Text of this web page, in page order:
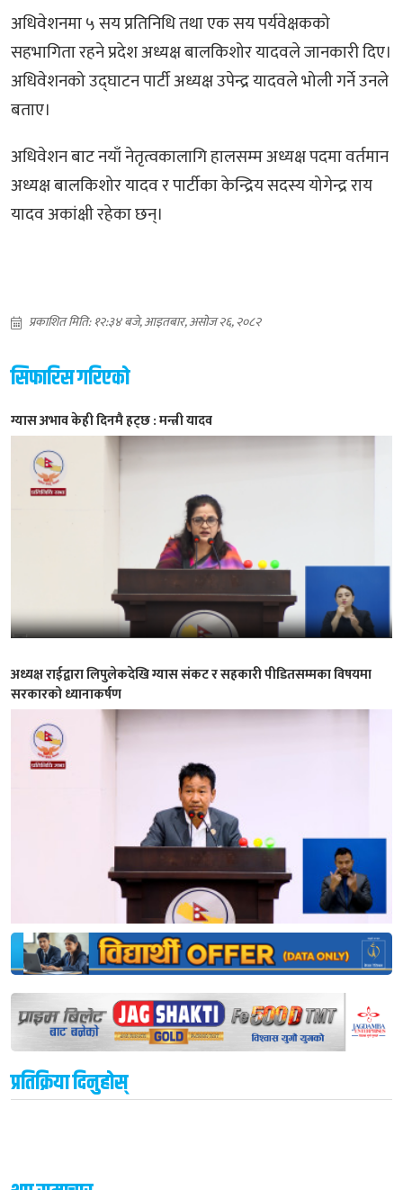
अधिवेशनमा ५ सय प्रतिनिधि तथा एक सय पर्यवेक्षकको
सहभागिता रहने प्रदेश अध्यक्ष बालकिशोर यादवले जानकारी दिए।
अधिवेशनको उद्घाटन पार्टी अध्यक्ष उपेन्द्र यादवले भोली गर्ने उनले
बताए।
अधिवेशन बाट नयाँ नेतृत्वकालागि हालसम्म अध्यक्ष पदमा वर्तमान
अध्यक्ष बालकिशोर यादव र पार्टीका केन्द्रिय सदस्य योगेन्द्र राय
यादव अकांक्षी रहेका छन्।
प्रकाशित मिति: १२:३४ बजे, आइतबार, असोज २६, २०८२
सिफारिस गरिएको
ग्यास अभाव केही दिनमै हट्छ : मन्त्री यादव
अध्यक्ष राईद्वारा लिपुलेकदेखि ग्यास संकट र सहकारी पीडितसम्मका विषयमा
सरकारको ध्यानाकर्षण
प्रतिक्रिया दिनुहोस्